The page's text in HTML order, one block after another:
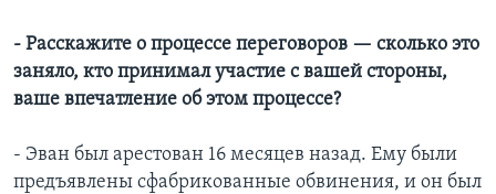
- Расскажите о процессе переговоров — сколько это
заняло, кто принимал участие с вашей стороны,
ваше впечатление об этом процессе?
- Эван был арестован 16 месяцев назад. Ему были
предъявлены сфабрикованные обвинения, и он был